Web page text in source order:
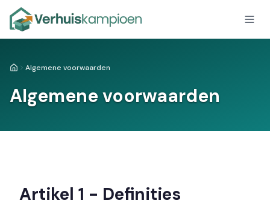
HomeAlgemene voorwaarden
Algemene voorwaarden
Artikel 1 - Definities